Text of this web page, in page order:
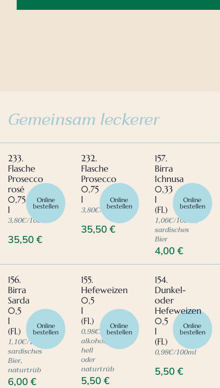
Gemeinsam leckerer
233.
Flasche
Prosecco
rosé
0,75
l
35,50 €
3,80€/100ml
Online
bestellen
232.
Flasche
Prosecco
0,75
l
35,50€
3,80€/100ml
Online
bestellen
157.
Birra
Ichnusa
0,33
l
(Fl.)
4,00 €
1,06€/100ml,
sardisches
Bier
Online
bestellen
156.
Birra
Sarda
0,5
l
(Fl.)
6,00 €
1,10€/100ml,
sardisches
Bier,
naturtrüb
Online
bestellen
155.
Hefeweizen
0,5
l
(Fl.)
5,50€
0,98€/100ml,
alkoholfrei,
hell
oder
naturtrüb
Online
bestellen
154.
Dunkel-
oder
Hefeweizen
0,5
l
(Fl.)
5,50 €
0,98€/100ml
Online
bestellen